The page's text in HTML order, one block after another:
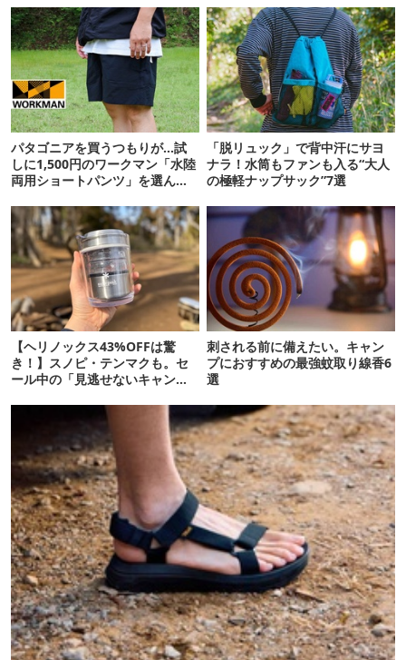
パタゴニアを買うつもりが…試
しに1,500円のワークマン「水陸
両用ショートパンツ」を選んだ
「脱リュック」で背中汗にサヨ
ナラ！水筒もファンも入る“大人
の極軽ナップサック”7選
【ヘリノックス43%OFFは驚
き！】スノピ・テンマクも。セ
ール中の「見逃せないキャンプ
刺される前に備えたい。キャン
プにおすすめの最強蚊取り線香6
選